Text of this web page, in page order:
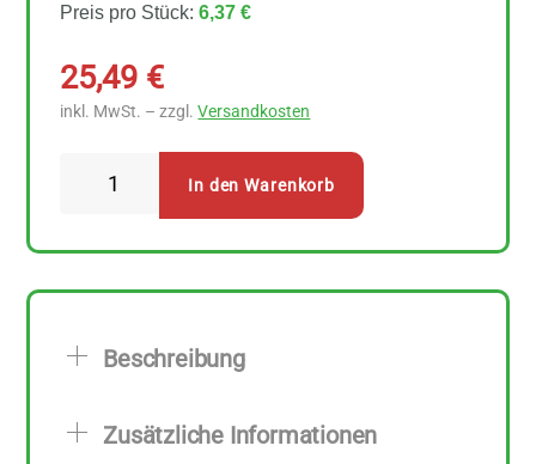
Preis pro Stück:6,37 €
25,49 €
inkl. MwSt. – zzgl.Versandkosten
zu
Menge
In den Warenkorb
Beschreibung
Zusätzliche Informationen